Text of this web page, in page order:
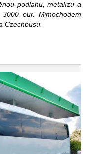
podlahu, metalízu a
eur. Mimochodem
Czechbusu.